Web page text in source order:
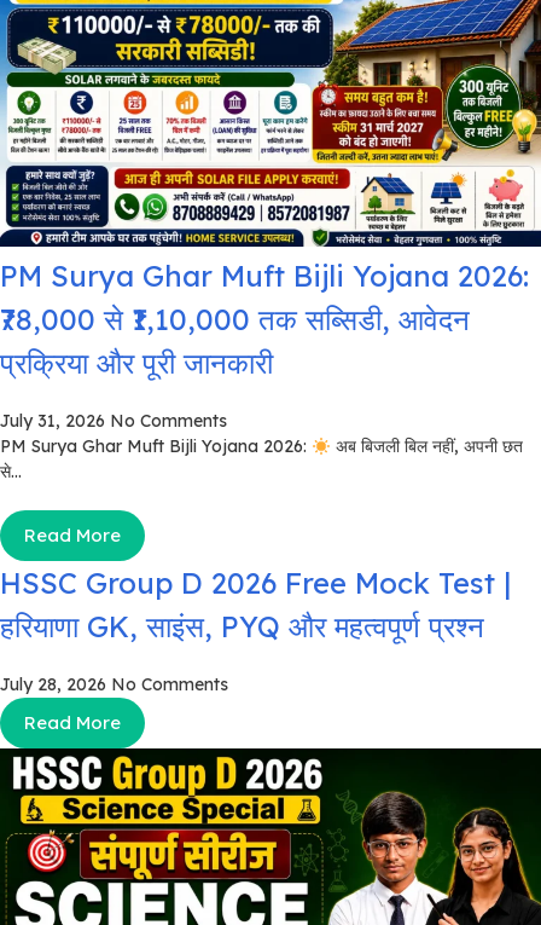
PM Surya Ghar Muft Bijli Yojana 2026:
₹78,000 से ₹1,10,000 तक सब्सिडी, आवेदन
प्रक्रिया और पूरी जानकारी
July 31, 2026 No Comments
PM Surya Ghar Muft Bijli Yojana 2026:
अब बिजली बिल नहीं, अपनी छत
से...
Read More
HSSC Group D 2026 Free Mock Test |
हरियाणा GK, साइंस, PYQ और महत्वपूर्ण प्रश्न
July 28, 2026 No Comments
Read More